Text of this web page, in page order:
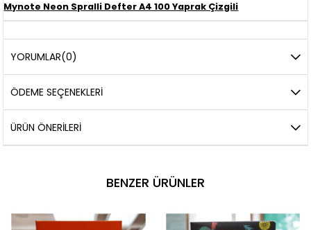
Mynote Neon Spralli Defter A4 100 Yaprak Çizgili
YORUMLAR(0)
ÖDEME SEÇENEKLERI
ÜRÜN ÖNERILERI
BENZER ÜRÜNLER